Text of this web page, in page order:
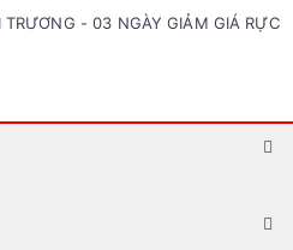
- 03 NGÀY GIẢM GIÁ RỰC